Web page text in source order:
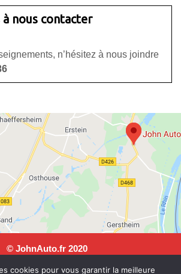
à nous contacter
n’hésitez à nous joindre
© JohnAuto.fr 2020
cookies pour vous garantir la meilleure